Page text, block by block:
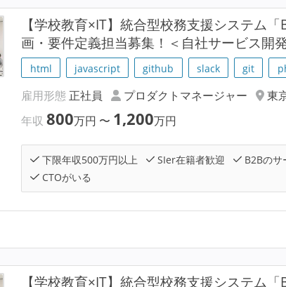
【学校教育×IT】統合型校務支援システム
画・要件定義担当募集！＜自社サービス開
html javascript github slack git
雇用形態 正社員 プロダクトマネージャー
東
年収800万円 〜 1,200万円
下限年収500万円以上 SIer在籍者歓迎 B2Bの
CTOがいる
【学校教育×IT】統合型校務支援システム